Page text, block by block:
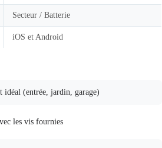
Secteur / Batterie
iOS et Android
idéal (entrée, jardin, garage)
les vis fournies